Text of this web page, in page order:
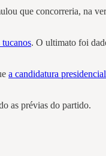
que concorreria, na
. O ultimato foi
a candidatura
as prévias do partido.